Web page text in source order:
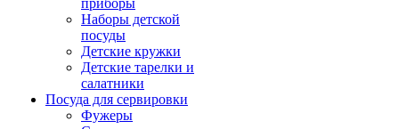
приборы
Наборы детской
посуды
Детские кружки
Детские тарелки и
салатники
Посуда для сервировки
Фужеры